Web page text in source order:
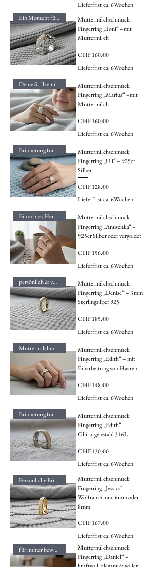
Lieferfrist ca. 6Wochen
Ein Moment für immer
Muttermilchschmuck
Fingerring „Toni“ –mit
Muttermilch
Preis
CHF 160.00
Lieferfrist ca. 6Wochen
Deine Stillzeit im Ring
Muttermilchschmuck
Fingerring „Marius“ –mit
Muttermilch
Preis
CHF 160.00
Lieferfrist ca. 6Wochen
Erinnerung für immer
Muttermilchschmuck
Fingerring „Uli“ – 925er
Silber
Preis
CHF 128.00
Lieferfrist ca. 6Wochen
Ein echtes Herzensstück
Muttermilchschmuck
Fingerring „Anuschka“ –
925er Silber oder vergoldet
Preis
CHF 156.00
Lieferfrist ca. 6Wochen
persönlich & voller Bedeutung
Muttermilchschmuck
Fingerring „Denise“ – 3 mm
Sterlingsilber 925
Preis
CHF 185.00
Lieferfrist ca. 6Wochen
Muttermilchmagie
Muttermilchschmuck
Fingerring „Edith“ – mit
Einarbeitung von Haaren
Preis
CHF 148.00
Lieferfrist ca. 6Wochen
Erinnerung für die Ewigkeit
Muttermilchschmuck
Fingerring „Edith“ –
Chirurgenstahl 316L
Preis
CHF 130.00
Lieferfrist ca. 6Wochen
Persönliche Erinnerungen
Muttermilchschmuck
Fingerring „Jessica“ –
Wolfram 4mm, 6mm oder
8mm
Preis
CHF 167.00
Lieferfrist ca. 6Wochen
für immer bewahrt
Muttermilchschmuck
Fingerring „Daniel“ –